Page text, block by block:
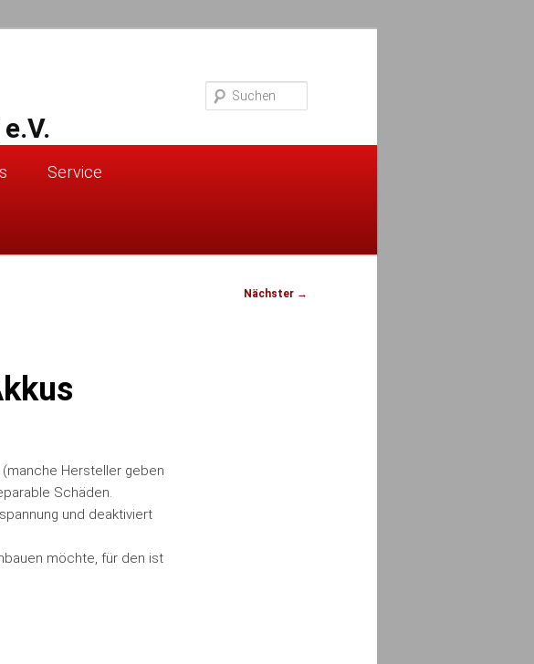
Service
Nächster →
Hersteller geben
Schäden.
und deaktiviert
möchte, für den ist